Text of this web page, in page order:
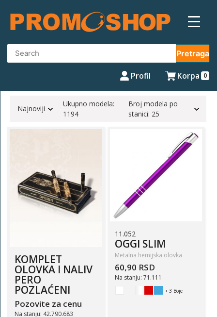
content
Pretraga
Profil Korpa 0
Najnoviji
Ukupno modela:
1194
Broj modela po
stanici: 25
KOMPLET
OLOVKA I NALIV
PERO
POZLAĆENI
Pozovite za cenu
Na stanju: 42.790.683
11.052
OGGI SLIM
Metalna hemijska olovka
60,90 RSD
Na stanju: 71.111
+ 3 Boje